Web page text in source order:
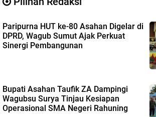
Paripurna HUT ke-80 Asahan Digelar di
DPRD, Wagub Sumut Ajak Perkuat
Sinergi Pembangunan
Bupati Asahan Taufik ZA Dampingi
Wagubsu Surya Tinjau Kesiapan
Operasional SMA Negeri Rahuning